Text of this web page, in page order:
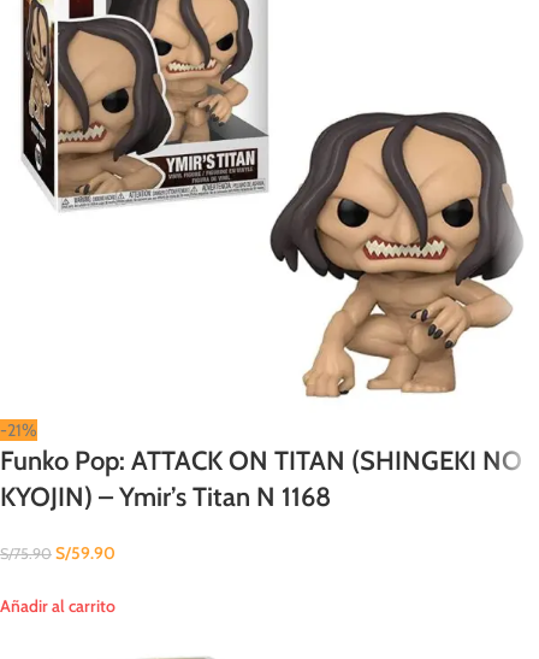
-21%
Funko Pop: ATTACK ON TITAN (SHINGEKI NO
KYOJIN) – Ymir’s Titan N 1168
S/75.90 S/59.90
Añadir al carrito